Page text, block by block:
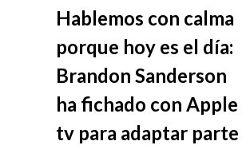
Hablemos con calma
porque hoy es el día:
Brandon Sanderson
ha fichado con Apple
tv para adaptar parte